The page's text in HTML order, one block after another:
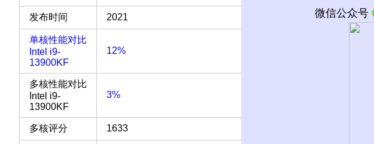
发布时间 2021
单核性能对比
Intel i9-
13900KF
12%
多核性能对比
Intel i9-
13900KF
3%
多核评分 1633
微信公众号